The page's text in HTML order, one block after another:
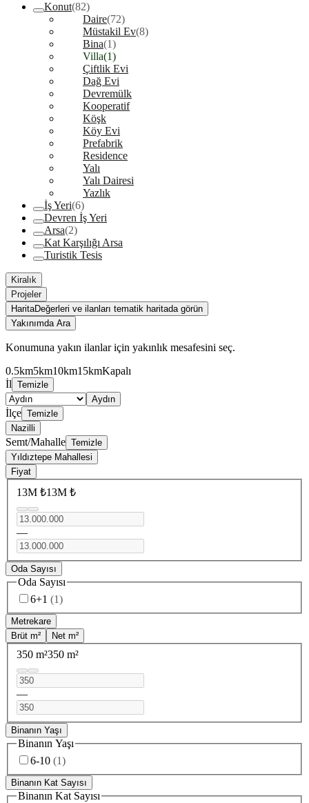
Konut(82)
Daire(72)
Müstakil Ev(8)
Bina(1)
Villa(1)
Çiftlik Evi
Dağ Evi
Devremülk
Kooperatif
Köşk
Köy Evi
Prefabrik
Residence
Yalı
Yalı Dairesi
Yazlık
İş Yeri(6)
Devren İş Yeri
Arsa(2)
Kat Karşılığı Arsa
Turistik Tesis
Kiralık
Projeler
HaritaDeğerleri ve ilanları tematik haritada görün
Yakınımda Ara
Konumuna yakın ilanlar için yakınlık mesafesini seç.
0.5km5km10km15kmKapalı
İl Temizle
Aydın
İlçe Temizle
Nazilli
Semt/Mahalle Temizle
Yıldıztepe Mahallesi
Fiyat
13M ₺13M ₺
—
Oda Sayısı
Oda Sayısı
6+1 (1)
Metrekare
Brüt m²
Net m²
350 m²350 m²
—
Binanın Yaşı
Binanın Yaşı
6-10 (1)
Binanın Kat Sayısı
Binanın Kat Sayısı